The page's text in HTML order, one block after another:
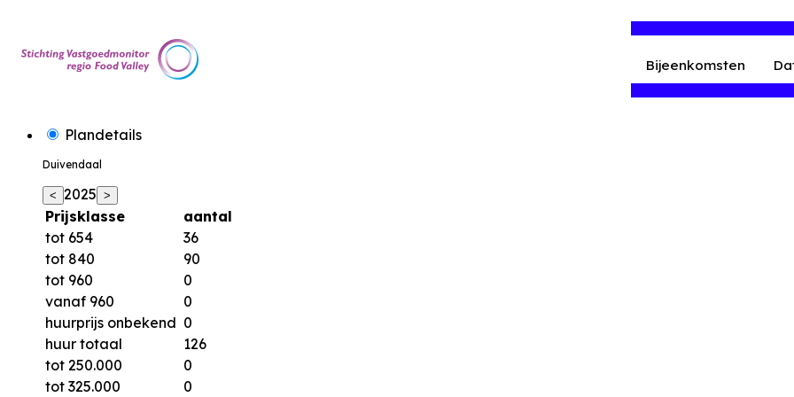
Bijeenkomsten
Plandetails
Duivendaal
< 2025 >
Prijsklasse
aantal
tot 654
36
tot 840
90
tot 960
0
vanaf 960
0
huurprijs onbekend 0
huur totaal
126
tot 250.000
0
tot 325.000
0